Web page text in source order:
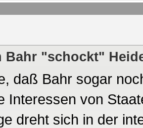
Bahr "schockt"
daß Bahr sogar
Interessen von
dreht sich in der